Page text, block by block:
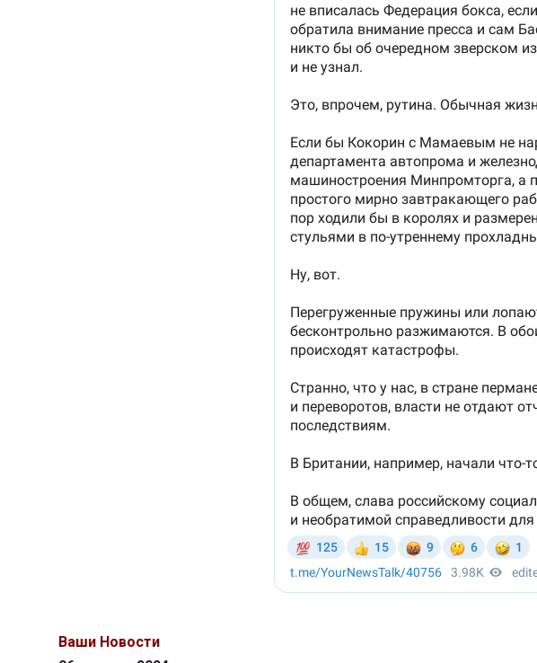
Ваши Новости